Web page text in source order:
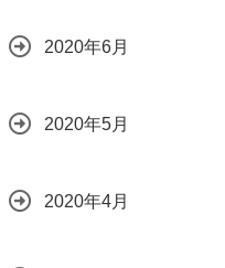
2020年6月
2020年5月
2020年4月